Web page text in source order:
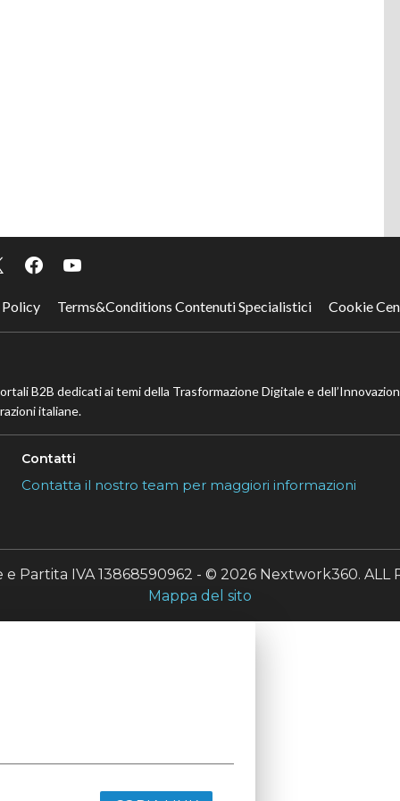
Terms&Conditions Contenuti Specialistici Cookie
B2B dedicati ai temi della Trasformazione Digitale e
italiane.
Contatti
Contatta il nostro team per maggiori informazioni
Partita IVA 13868590962 - © 2026 Nextwork360. ALL
Mappa del sito